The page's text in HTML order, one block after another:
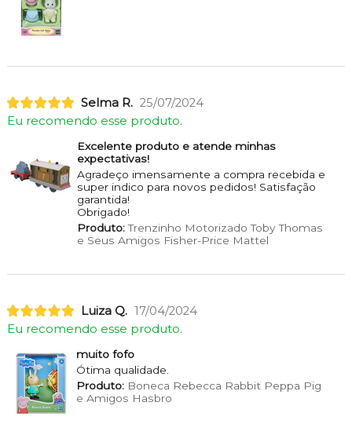
Selma R. 25/07/2024
Eu recomendo esse produto.
Excelente produto e atende minhas
expectativas!
Agradeço imensamente a compra recebida e
super indico para novos pedidos! Satisfação
garantida!
Obrigado!
Produto:Trenzinho Motorizado Toby Thomas
e Seus Amigos Fisher-Price Mattel
Luiza Q. 17/04/2024
Eu recomendo esse produto.
muito fofo
Ótima qualidade.
Produto:Boneca Rebecca Rabbit Peppa Pig
e Amigos Hasbro